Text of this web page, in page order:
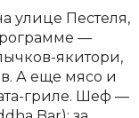
улице Пестеля,
—
якитори,
А еще мясо и
гриле. Шеф —